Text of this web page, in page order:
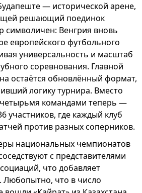
— исторической арене,
решающий поединок
символичен: Венгрия вновь
европейского футбольного
универсальность и масштаб
соревнования. Главной
остаётся обновлённый формат,
логику турнира. Вместо
четырьмя командами теперь —
участников, где каждый клуб
против разных соперников.
национальных чемпионатов
с представителями
что добавляет
Любопытно, что в число